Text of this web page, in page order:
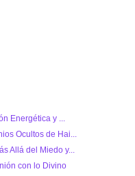
Energética y ...
Ocultos de Hai...
Allá del Miedo y...
con lo Divino